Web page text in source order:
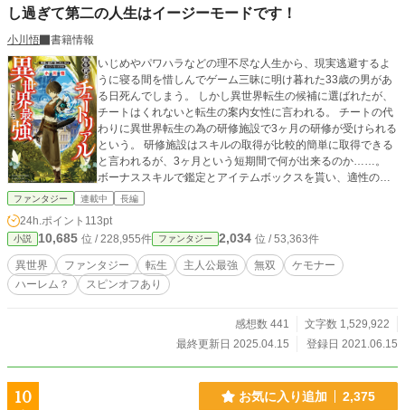
し過ぎて第二の人生はイージーモードです！
小川悟
書籍情報
いじめやパワハラなどの理不尽な人生から、現実逃避するよ
うに寝る間を惜しんでゲーム三昧に明け暮れた33歳の男があ
る日死んでしまう。 しかし異世界転生の候補に選ばれたが、
チートはくれないと転生の案内女性に言われる。 チートの代
わりに異世界転生の為の研修施設で3ヶ月の研修が受けられる
という。 研修施設はスキルの取得が比較的簡単に取得できる
と言われるが、3ヶ月という短期間で何が出来るのか……。
ボーナススキルで鑑定とアイテムボックスを貰い、適性の設
定を始めると時間がないと、研修施設に放り込まれてしま
練に明け暮れる。 しかし3ヶ月を過ぎても、1年が過ぎても、
10年過ぎても転生されない。 もしかしてゲームやりすぎで死
んだ為の無間地獄かもと不安になりながらも、必死に訓練に
励んでいた。 実は案内女性の手違いで、転生手続きがされて
いないとは思いもしなかった。 結局、研修が15年過ぎた頃、
すほどのチート野郎になっていた男は、異世界を普通に楽し
むことに全力を尽くす。 主人公は優柔不断で出て来るキャラ
ファンタジー 連載中 長編
24h.ポイント 113pt
小説 10,685 位 / 228,955件 ファンタジー 2,034 位 / 53,363件
異世界 ファンタジー 転生 主人公最強 無双
ケモナー
ハーレム？
スピンオフあり
感想数 441
文字数 1,529,922
最終更新日 2025.04.15
登録日 2021.06.15
10 お気に入り追加 2,375